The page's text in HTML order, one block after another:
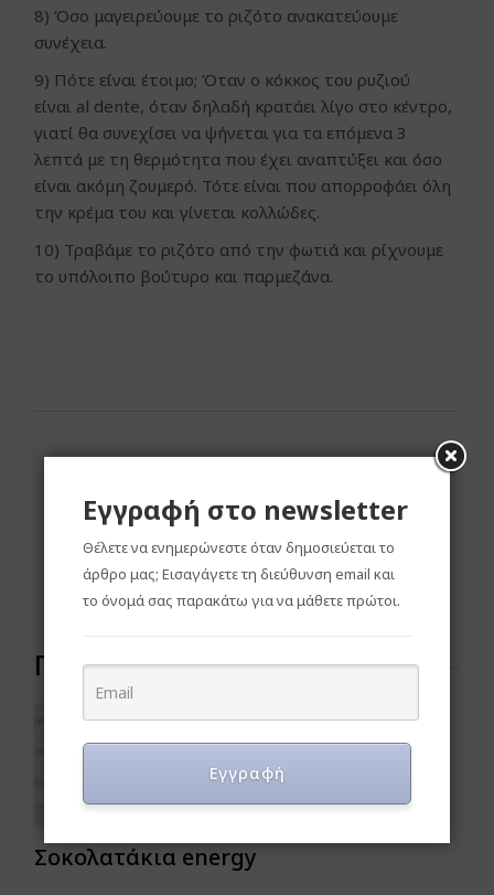
8) Όσο μαγειρεύουμε το ριζότο ανακατεύουμε
συνέχεια.
9) Πότε είναι έτοιμο; Όταν ο κόκκος του ρυζιού
είναι al dente, όταν δηλαδή κρατάει λίγο στο κέντρο,
γιατί θα συνεχίσει να ψήνεται για τα επόμενα 3
λεπτά με τη θερμότητα που έχει αναπτύξει και όσο
είναι ακόμη ζουμερό. Τότε είναι που απορροφάει όλη
την κρέμα του και γίνεται κολλώδες.
10) Τραβάμε το ριζότο από την φωτιά και ρίχνουμε
το υπόλοιπο βούτυρο και παρμεζάνα.
Πρόσφατες συνταγές
Σοκολατάκια energy
Εγγραφή στο newsletter
Θέλετε να ενημερώνεστε όταν δημοσιεύεται το
άρθρο μας; Εισαγάγετε τη διεύθυνση email και
το όνομά σας παρακάτω για να μάθετε πρώτοι.
Εγγραφή